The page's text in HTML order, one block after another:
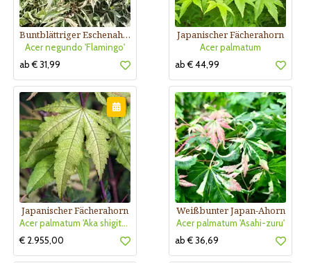
Buntblättriger Eschenahorn
Acer negundo 'Flamingo'
ab € 31,99
Japanischer Fächerahorn
Acer palmatum
ab € 44,99
Japanischer Fächerahorn
Acer palmatum 'Aka shigitatsu sawa'
€ 2.955,00
Weißbunter Japan-Ahorn
Acer palmatum 'Asahi-zuru'
ab € 36,69